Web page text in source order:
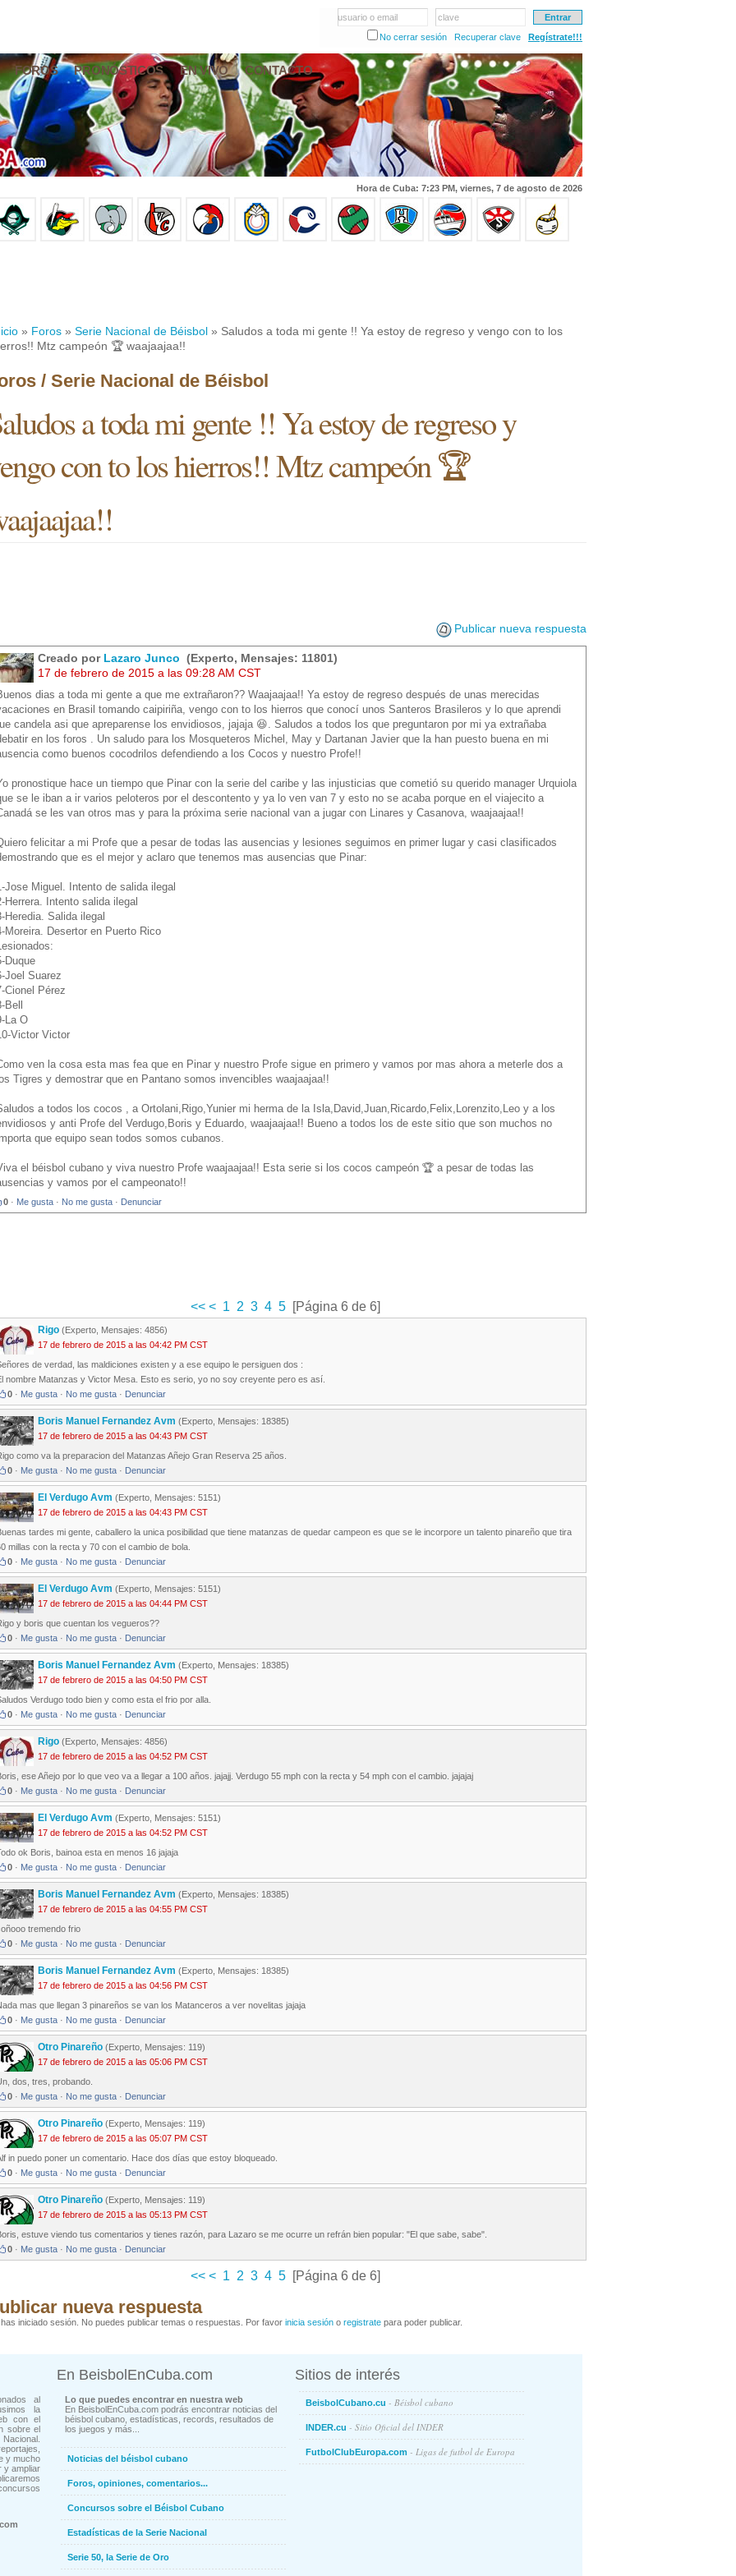
usuario o email
clave
No cerrar sesión
Recuperar clave Regístrate!!!
FOROS PRONÓSTICOS EN VIVO CONTACTO
Hora de Cuba: 7:23 PM, viernes, 7 de agosto de 2026
» Foros » Serie Nacional de Béisbol » Saludos a toda mi gente !! Ya estoy de regreso y vengo con to los
Mtz campeón 🏆 waajaajaa!!
/ Serie Nacional de Béisbol
a toda mi gente !! Ya estoy de regreso y
con to los hierros!! Mtz campeón 🏆
Publicar nueva respuesta
Creado por Lazaro Junco (Experto, Mensajes: 11801)
17 de febrero de 2015 a las 09:28 AM CST
dias a toda mi gente a que me extrañaron?? Waajaajaa!! Ya estoy de regreso después de unas merecidas
en Brasil tomando caipiriña, vengo con to los hierros que conocí unos Santeros Brasileros y lo que aprendi
candela asi que apreparense los envidiosos, jajaja 😆. Saludos a todos los que preguntaron por mi ya extrañaba
en los foros . Un saludo para los Mosqueteros Michel, May y Dartanan Javier que la han puesto buena en mi
como buenos cocodrilos defendiendo a los Cocos y nuestro Profe!!
pronostique hace un tiempo que Pinar con la serie del caribe y las injusticias que cometió su querido manager Urquiola
se le iban a ir varios peloteros por el descontento y ya lo ven van 7 y esto no se acaba porque en el viajecito a
se les van otros mas y para la próxima serie nacional van a jugar con Linares y Casanova, waajaajaa!!
felicitar a mi Profe que a pesar de todas las ausencias y lesiones seguimos en primer lugar y casi clasificados
que es el mejor y aclaro que tenemos mas ausencias que Pinar:
Jose Miguel. Intento de salida ilegal
Herrera. Intento salida ilegal
Heredia. Salida ilegal
Moreira. Desertor en Puerto Rico
Duque
Joel Suarez
Cionel Pérez
Bell
La O
Victor Victor
ven la cosa esta mas fea que en Pinar y nuestro Profe sigue en primero y vamos por mas ahora a meterle dos a
Tigres y demostrar que en Pantano somos invencibles waajaajaa!!
a todos los cocos , a Ortolani,Rigo,Yunier mi herma de la Isla,David,Juan,Ricardo,Felix,Lorenzito,Leo y a los
y anti Profe del Verdugo,Boris y Eduardo, waajaajaa!! Bueno a todos los de este sitio que son muchos no
que equipo sean todos somos cubanos.
el béisbol cubano y viva nuestro Profe waajaajaa!! Esta serie si los cocos campeón 🏆 a pesar de todas las
y vamos por el campeonato!!
0 · Me gusta · No me gusta · Denunciar
<< < 1 2 3 4 5 [Página 6 de 6]
Rigo (Experto, Mensajes: 4856)
17 de febrero de 2015 a las 04:42 PM CST
de verdad, las maldiciones existen y a ese equipo le persiguen dos :
nombre Matanzas y Victor Mesa. Esto es serio, yo no soy creyente pero es así.
0 · Me gusta · No me gusta · Denunciar
Boris Manuel Fernandez Avm (Experto, Mensajes: 18385)
17 de febrero de 2015 a las 04:43 PM CST
como va la preparacion del Matanzas Añejo Gran Reserva 25 años.
0 · Me gusta · No me gusta · Denunciar
El Verdugo Avm (Experto, Mensajes: 5151)
17 de febrero de 2015 a las 04:43 PM CST
tardes mi gente, caballero la unica posibilidad que tiene matanzas de quedar campeon es que se le incorpore un talento pinareño que tira
millas con la recta y 70 con el cambio de bola.
0 · Me gusta · No me gusta · Denunciar
El Verdugo Avm (Experto, Mensajes: 5151)
17 de febrero de 2015 a las 04:44 PM CST
y boris que cuentan los vegueros??
0 · Me gusta · No me gusta · Denunciar
Boris Manuel Fernandez Avm (Experto, Mensajes: 18385)
17 de febrero de 2015 a las 04:50 PM CST
Verdugo todo bien y como esta el frio por alla.
0 · Me gusta · No me gusta · Denunciar
Rigo (Experto, Mensajes: 4856)
17 de febrero de 2015 a las 04:52 PM CST
ese Añejo por lo que veo va a llegar a 100 años. jajajj. Verdugo 55 mph con la recta y 54 mph con el cambio. jajajaj
0 · Me gusta · No me gusta · Denunciar
El Verdugo Avm (Experto, Mensajes: 5151)
17 de febrero de 2015 a las 04:52 PM CST
ok Boris, bainoa esta en menos 16 jajaja
0 · Me gusta · No me gusta · Denunciar
Boris Manuel Fernandez Avm (Experto, Mensajes: 18385)
17 de febrero de 2015 a las 04:55 PM CST
tremendo frio
0 · Me gusta · No me gusta · Denunciar
Boris Manuel Fernandez Avm (Experto, Mensajes: 18385)
17 de febrero de 2015 a las 04:56 PM CST
mas que llegan 3 pinareños se van los Matanceros a ver novelitas jajaja
0 · Me gusta · No me gusta · Denunciar
Otro Pinareño (Experto, Mensajes: 119)
17 de febrero de 2015 a las 05:06 PM CST
dos, tres, probando.
0 · Me gusta · No me gusta · Denunciar
Otro Pinareño (Experto, Mensajes: 119)
17 de febrero de 2015 a las 05:07 PM CST
in puedo poner un comentario. Hace dos días que estoy bloqueado.
0 · Me gusta · No me gusta · Denunciar
Otro Pinareño (Experto, Mensajes: 119)
17 de febrero de 2015 a las 05:13 PM CST
estuve viendo tus comentarios y tienes razón, para Lazaro se me ocurre un refrán bien popular: "El que sabe, sabe".
0 · Me gusta · No me gusta · Denunciar
<< < 1 2 3 4 5 [Página 6 de 6]
nueva respuesta
iniciado sesión. No puedes publicar temas o respuestas. Por favor inicia sesión o registrate para poder publicar.
al
la
con el
sobre el
y mucho
y ampliar
En BeisbolEnCuba.com
Lo que puedes encontrar en nuestra web
En BeisbolEnCuba.com podrás encontrar noticias del
béisbol cubano, estadísticas, records, resultados de
los juegos y más...
Noticias del béisbol cubano
Foros, opiniones, comentarios...
Concursos sobre el Béisbol Cubano
Estadísticas de la Serie Nacional
Serie 50, la Serie de Oro
Sitios de interés
BeisbolCubano.cu - Béisbol cubano
INDER.cu - Sitio Oficial del INDER
FutbolClubEuropa.com - Ligas de futbol de Europa